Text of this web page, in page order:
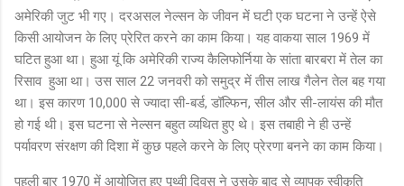
अमेरिकी जुट भी गए। दरअसल नेल्सन के जीवन में घटी एक घटना ने उन्हें ऐसे
किसी आयोजन के लिए प्रेरित करने का काम किया। यह वाकया साल 1969 में
घटित हुआ था। हुआ यूं कि अमेरिकी राज्य कैलिफोर्निया के सांता बारबरा में तेल का
रिसाव हुआ था। उस साल 22 जनवरी को समुद्र में तीस लाख गैलेन तेल बह गया
था। इस कारण 10,000 से ज्यादा सी-बर्ड, डॉल्फिन, सील और सी-लायंस की मौत
हो गई थी। इस घटना से नेल्सन बहुत व्यथित हुए थे। इस तबाही ने ही उन्हें
पर्यावरण संरक्षण की दिशा में कुछ पहले करने के लिए प्रेरणा बनने का काम किया।
पहली बार 1970 में आयोजित हुए पृथ्वी दिवस ने उसके बाद से व्यापक स्वीकृति